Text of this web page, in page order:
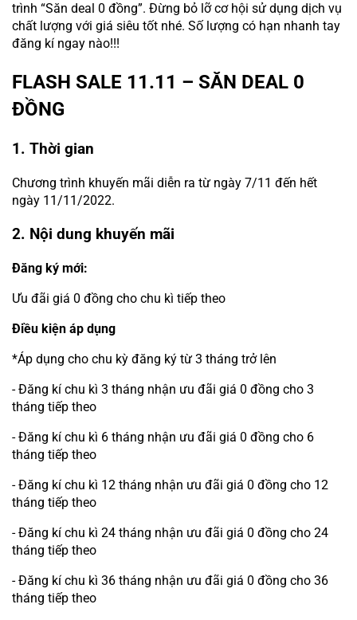
trình “Săn deal 0 đồng”. Đừng bỏ lỡ cơ hội sử dụng dịch vụ
chất lượng với giá siêu tốt nhé. Số lượng có hạn nhanh tay
đăng kí ngay nào!!!
FLASH SALE 11.11 – SĂN DEAL 0
ĐỒNG
1. Thời gian
Chương trình khuyến mãi diễn ra từ ngày 7/11 đến hết
ngày 11/11/2022.
2. Nội dung khuyến mãi
Đăng ký mới:
Ưu đãi giá 0 đồng cho chu kì tiếp theo
Điều kiện áp dụng
*Áp dụng cho chu kỳ đăng ký từ 3 tháng trở lên
- Đăng kí chu kì 3 tháng nhận ưu đãi giá 0 đồng cho 3
tháng tiếp theo
- Đăng kí chu kì 6 tháng nhận ưu đãi giá 0 đồng cho 6
tháng tiếp theo
- Đăng kí chu kì 12 tháng nhận ưu đãi giá 0 đồng cho 12
tháng tiếp theo
- Đăng kí chu kì 24 tháng nhận ưu đãi giá 0 đồng cho 24
tháng tiếp theo
- Đăng kí chu kì 36 tháng nhận ưu đãi giá 0 đồng cho 36
tháng tiếp theo